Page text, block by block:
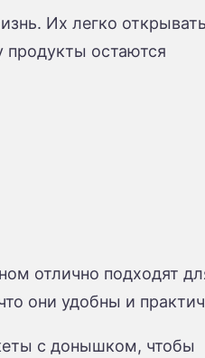
Их легко
продукты остаются
отлично подходят
они удобны и
с донышком, чтобы